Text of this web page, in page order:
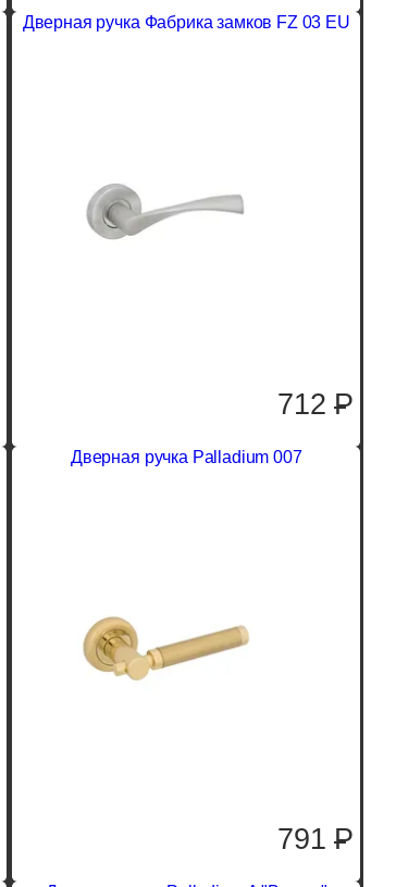
Дверная ручка Фабрика замков FZ 03 EU
712P
Дверная ручка Palladium 007
791P